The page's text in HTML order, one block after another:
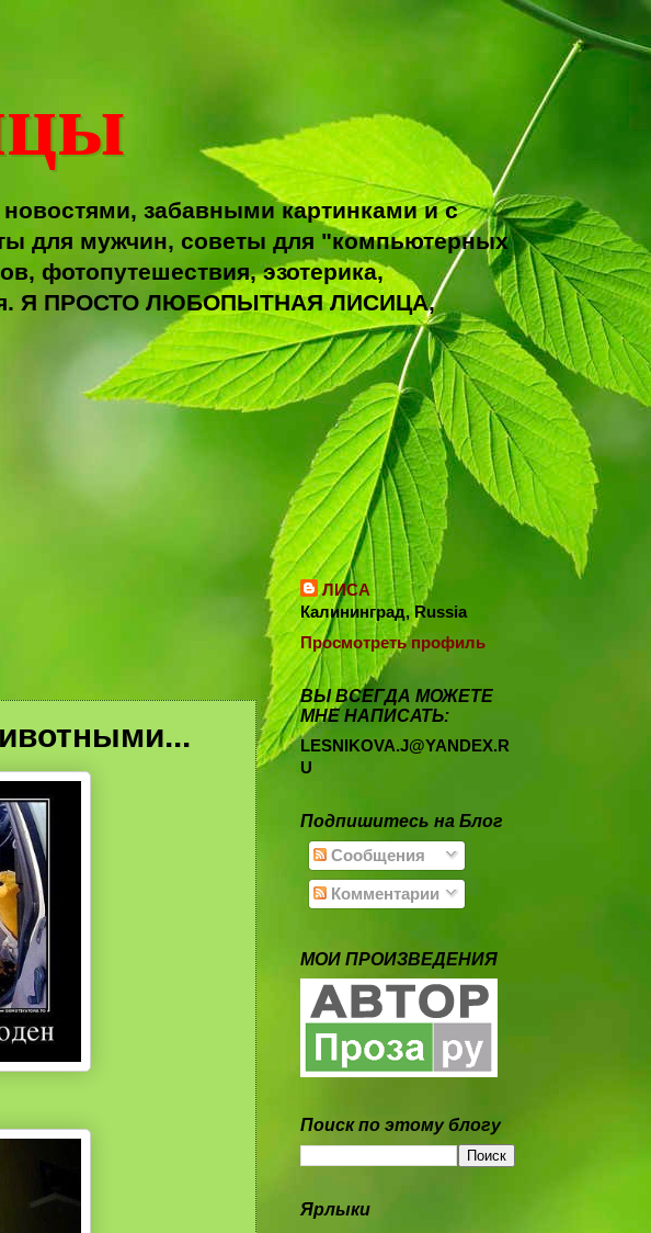
забавными картинками и с
для мужчин, советы для "компьютерных
фотопутешествия, эзотерика,
Я ПРОСТО ЛЮБОПЫТНАЯ ЛИСИЦА,
ЛИСА
Калининград, Russia
Просмотреть профиль
ВЫ ВСЕГДА МОЖЕТЕ
МНЕ НАПИСАТЬ:
LESNIKOVA.J@YANDEX.R
U
Подпишитесь на Блог
Сообщения
Комментарии
МОИ ПРОИЗВЕДЕНИЯ
Поиск по этому блогу
Ярлыки